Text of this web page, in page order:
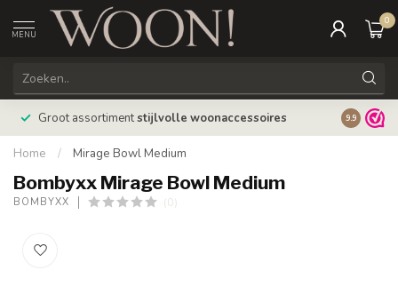
MENU
0
Groot assortimentstijlvolle woonaccessoires 9.9
Home / Mirage Bowl Medium
Bombyxx Mirage Bowl Medium
BOMBYXX (0)